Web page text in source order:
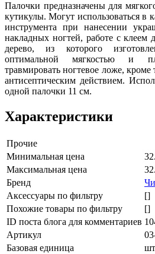
Палочки предназначены для
кутикулы. Могут использоваться в
инструмента при нанесении
накладных ногтей, работе с клеем
дерево, из которого
оптимальной мягкостью и
травмировать ногтевое ложе, кроме
антисептическим действием.
одной палочки 11 см.
Характеристики
Прочие
Минимальная цена
Максимальная цена
Бренд
Аксессуары по фильтру
[]
Похожие товары по фильтру
[]
ID поста блога для комментариев
Артикул
Базовая единица
шт